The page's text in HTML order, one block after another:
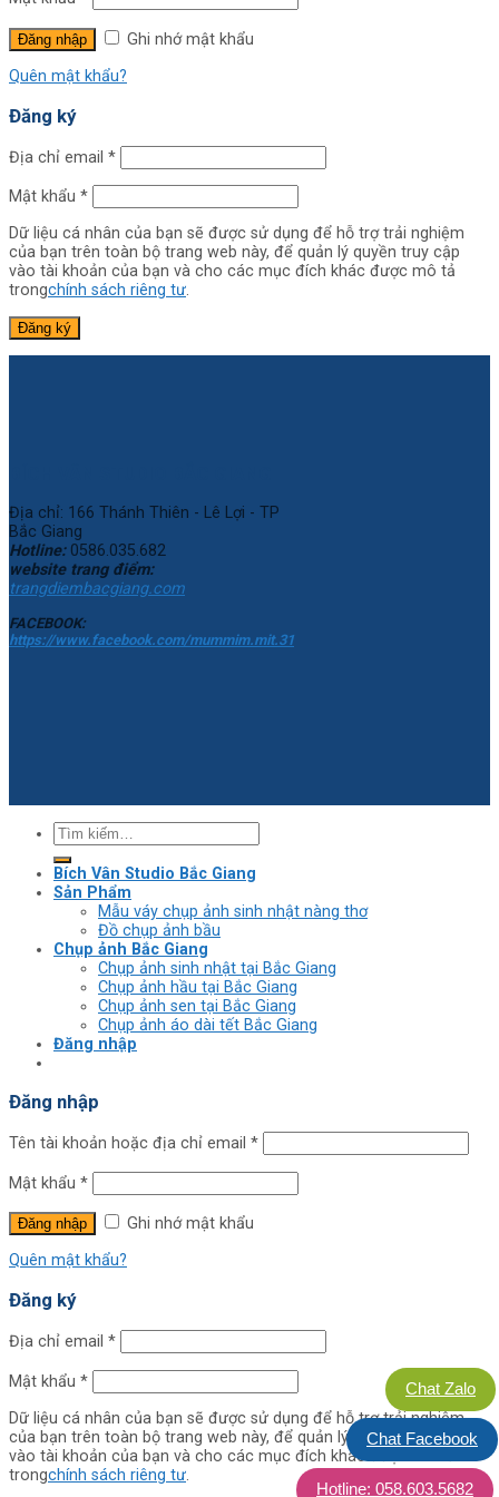
Đăng nhập
Ghi nhớ mật khẩu
Quên mật khẩu?
Đăng ký
Địa chỉ email *
Mật khẩu *
Dữ liệu cá nhân của bạn sẽ được sử dụng để hỗ trợ trải nghiệm
của bạn trên toàn bộ trang web này, để quản lý quyền truy cập
vào tài khoản của bạn và cho các mục đích khác được mô tả
trongchính sách riêng tư.
Đăng ký
Địa chỉ: 166 Thánh Thiên - Lê Lợi - TP
Bắc Giang
Hotline:0586.035.682
website trang điểm:
trangdiembacgiang.com
FACEBOOK:
https://www.facebook.com/mummim.mit.31
Chat Zalo
Chat Facebook
Hotline: 058.603.5682
Bích Vân Studio Bắc Giang
Sản Phẩm
Mẫu váy chụp ảnh sinh nhật nàng thơ
Đồ chụp ảnh bầu
Chụp ảnh Bắc Giang
Chụp ảnh sinh nhật tại Bắc Giang
Chụp ảnh hầu tại Bắc Giang
Chụp ảnh sen tại Bắc Giang
Chụp ảnh áo dài tết Bắc Giang
Đăng nhập
Đăng nhập
Tên tài khoản hoặc địa chỉ email *
Mật khẩu *
Đăng nhập
Ghi nhớ mật khẩu
Quên mật khẩu?
Đăng ký
Địa chỉ email *
Mật khẩu *
Dữ liệu cá nhân của bạn sẽ được sử dụng để hỗ trợ trải nghiệm
của bạn trên toàn bộ trang web này, để quản lý quyền truy cập
vào tài khoản của bạn và cho các mục đích khác được mô tả
trongchính sách riêng tư.